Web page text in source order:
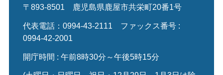
〒893-8501 鹿児島県鹿屋市共栄町20番1号
代表電話：0994-43-2111
ファックス番号 :
0994-42-2001
開庁時間 : 午前8時30分～午後5時15分